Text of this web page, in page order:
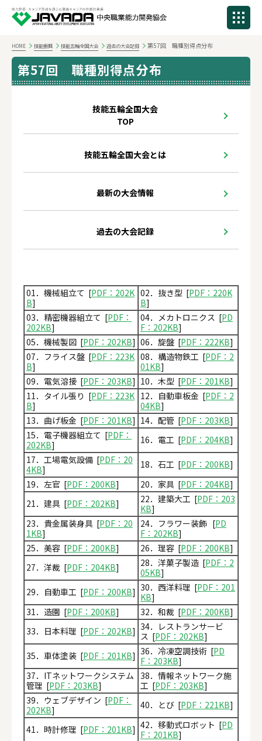
HOME 技能振興 技能五輪全国大会 過去の大会記録 第57回 職種別得点分布
第57回 職種別得点分布
技能五輪全国大会
TOP
技能五輪全国大会とは
最新の大会情報
過去の大会記録
01．機械組立て [PDF：202K
B]
02．抜き型 [PDF：220K
B]
03．精密機器組立て [PDF：
202KB]
04．メカトロニクス [PD
F：202KB]
05．機械製図 [PDF：202KB] 06．旋盤 [PDF：222KB]
07．フライス盤 [PDF：223K
B]
08．構造物鉄工 [PDF：2
01KB]
09．電気溶接 [PDF：203KB] 10．木型 [PDF：201KB]
11．タイル張り [PDF：223K
B]
12．自動車板金 [PDF：2
04KB]
13．曲げ板金 [PDF：201KB] 14．配管 [PDF：203KB]
15．電子機器組立て [PDF：
202KB] 16．電工 [PDF：204KB]
17．工場電気設備 [PDF：20
4KB] 18．石工 [PDF：200KB]
19．左官 [PDF：200KB] 20．家具 [PDF：204KB]
21．建具 [PDF：202KB] 22．建築大工 [PDF：203
KB]
23．貴金属装身具 [PDF：20
1KB]
24．フラワー装飾 [PD
F：202KB]
25．美容 [PDF：200KB] 26．理容 [PDF：200KB]
27．洋裁 [PDF：204KB] 28．洋菓子製造 [PDF：2
05KB]
29．自動車工 [PDF：200KB] 30．西洋料理 [PDF：201
KB]
31．造園 [PDF：200KB] 32．和裁 [PDF：200KB]
33．日本料理 [PDF：202KB] 34．レストランサービ
ス [PDF：202KB]
35．車体塗装 [PDF：201KB] 36．冷凍空調技術 [PD
F：203KB]
37．ITネットワークシステム
管理 [PDF：203KB]
38．情報ネットワーク施
工 [PDF：203KB]
39．ウェブデザイン [PDF：
202KB] 40．とび [PDF：221KB]
41．時計修理 [PDF：201KB] 42．移動式ロボット [PD
F：201KB]